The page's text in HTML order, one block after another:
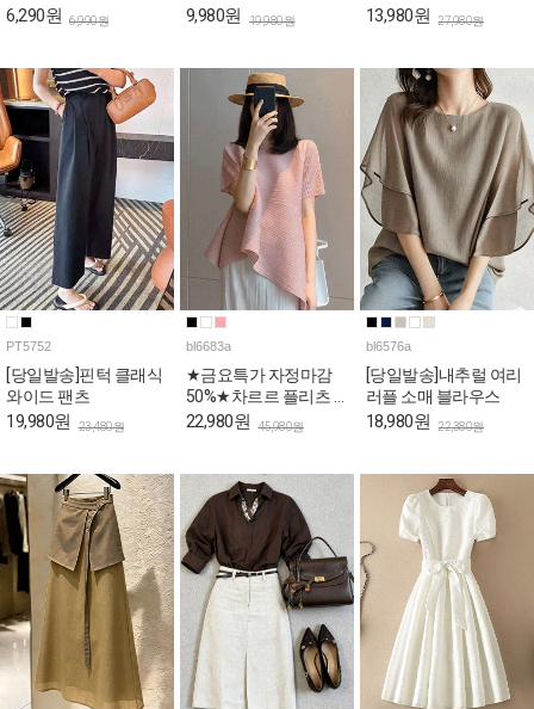
6,290원 6,990원 9,980원 19,980원
퍼플 리본랩 퍼프 블라
13,980원 27,980원
PT5752
[당일발송]핀턱 클래식
와이드 팬츠
19,980원 23,480원
bl6683a
★금요특가 자정마감
50%★차르르 플리츠 A
라인 언발 블라우스
22,980원 45,980원
bl6576a
[당일발송]내추럴 여리
러플 소매 블라우스
18,980원 22,380원